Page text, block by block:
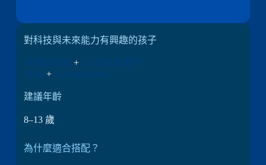
對科技與未來能力有興趣的孩子
多感官英語 + AI 與未來能力
MSA + AI Adventures
建議年齡
8–13 歲
為什麼適合搭配？